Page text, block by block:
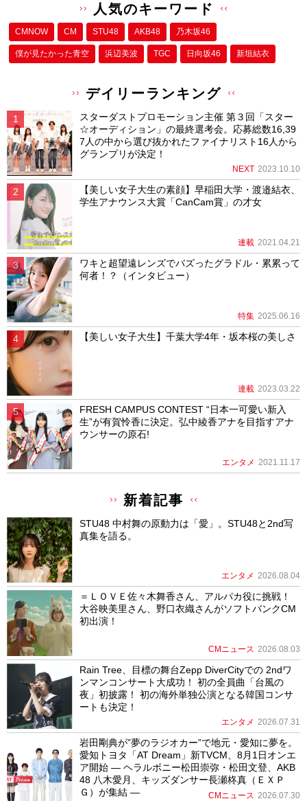
人気のキーワード
CMNOW CM STU48 AKB48 乃木坂46
僕が⾒たかった⻘空 浜辺美波 TGC 日向坂46 新垣結衣
デイリーランキング
スターダストプロモーション主催 第３回「スター
☆オーディション」の最終選考会。応募総数16,39
7人の中から選び抜かれたファイナリスト16人から
グランプリが決定！
NEXT 2023.10.10
【美しい女子大生の素顔】早稲田大学・渡邉結衣、
学生アナウンス大賞「CanCam賞」の才女
連載 2021.04.21
ワキと超望遠レンズでバズったグラドル・累累って
何者！？（インタビュー）
特集 2025.06.16
【美しい女子大生】千葉大学4年・坂本桜の美しさ
連載 2023.03.22
FRESH CAMPUS CONTEST “日本一可愛い新入
生”が有賀怜香に決定。弘中綾香アナを目指すアナ
ウンサーの原石!
エンタメ 2021.11.17
新着記事
STU48 中村舞の原動力は「愛」。STU48と2nd写
真集を語る。
エンタメ 2026.08.04
＝ＬＯＶＥ佐々木舞香さん、アルパカ役に挑戦！
大谷映美里さん、野口衣織さんがソフトバンクCM
初出演！
CMニュース 2026.08.03
Rain Tree、目標の舞台Zepp DiverCityでの 2ndワ
ンマンコンサート大成功！ 初の全員曲「台風の
夜」初披露！ 初の海外単独公演となる韓国コンサ
ートも決定！
エンタメ 2026.07.31
岩田剛典が”夢のラジオカー”で地元・愛知に夢を。
愛知トヨタ「AT Dream」新TVCM、8月1日オンエ
ア開始 ― ヘラルボニー松田崇弥・松田文登、AKB
48 八木愛月、キッズダンサー長瀬柊真（ＥＸＰ
Ｇ）が集結 ―
CMニュース 2026.07.30